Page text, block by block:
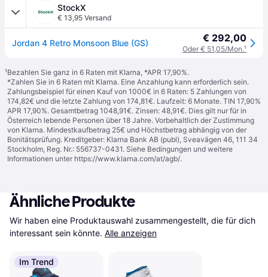
StockX
€ 13,95 Versand
Jordan 4 Retro Monsoon Blue (GS) € 292,00
Oder € 51,05/Mon.¹
¹Bezahlen Sie ganz in 6 Raten mit Klarna, *APR 17,90%.
*Zahlen Sie in 6 Raten mit Klarna. Eine Anzahlung kann erforderlich sein.
Zahlungsbeispiel für einen Kauf von 1000€ in 6 Raten: 5 Zahlungen von
174,82€ und die letzte Zahlung von 174,81€. Laufzeit: 6 Monate. TIN 17,90%
APR 17,90%. Gesamtbetrag 1048,91€. Zinsen: 48,91€. Dies gilt nur für in
Österreich lebende Personen über 18 Jahre. Vorbehaltlich der Zustimmung
von Klarna. Mindestkaufbetrag 25€ und Höchstbetrag abhängig von der
Bonitätsprüfung. Kreditgeber: Klarna Bank AB (publ), Sveavägen 46, 111 34
Stockholm, Reg. Nr.: 556737-0431. Siehe Bedingungen und weitere
Informationen unter https://www.klarna.com/at/agb/.
Ähnliche Produkte
Wir haben eine Produktauswahl zusammengestellt, die für dich
interessant sein könnte. Alle anzeigen
Im Trend